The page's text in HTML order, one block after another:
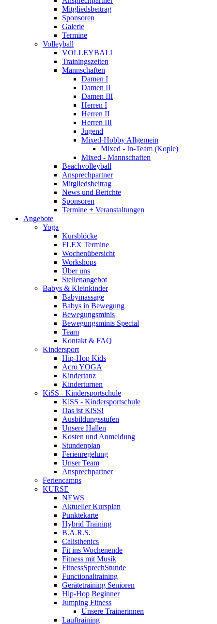
Mitgliedsbeitrag
Sponsoren
Galerie
Termine
Volleyball
VOLLEYBALL
Trainingszeiten
Mannschaften
Damen I
Damen II
Damen III
Herren I
Herren II
Herren III
Jugend
Mixed-Hobby Allgemein
Mixed - In-Team (Kopie)
Mixed - Mannschaften
Beachvolleyball
Ansprechpartner
Mitgliedsbeitrag
News und Berichte
Sponsoren
Termine + Veranstaltungen
Angebote
Yoga
Kursblöcke
FLEX Termine
Wochenübersicht
Workshops
Über uns
Stellenangebot
Babys & Kleinkinder
Babymassage
Babys in Bewegung
Bewegungsminis
Bewegungsminis Special
Team
Kontakt & FAQ
Kindersport
Hip-Hop Kids
Acro YOGA
Kindertanz
Kinderturnen
KiSS - Kindersportschule
KiSS - Kindersportschule
Das ist KiSS!
Ausbildungsstufen
Unsere Hallen
Kosten und Anmeldung
Stundenplan
Ferienregelung
Unser Team
Ansprechpartner
Feriencamps
KURSE
NEWS
Aktueller Kursplan
Punktekarte
Hybrid Training
B.A.R.S.
Calisthenics
Fit ins Wochenende
Fitness mit Musik
FitnessSprechStunde
Functionaltraining
Gerätetraining Senioren
Hip-Hop Beginner
Jumping Fitness
Unsere Trainerinnen
Lauftraining